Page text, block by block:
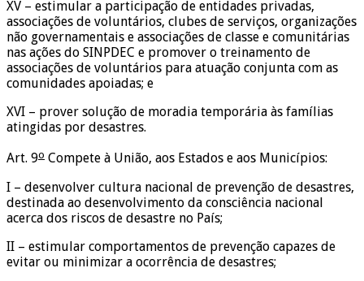
XV – estimular a participação de entidades privadas,
associações de voluntários, clubes de serviços, organizações
não governamentais e associações de classe e comunitárias
nas ações do SINPDEC e promover o treinamento de
associações de voluntários para atuação conjunta com as
comunidades apoiadas; e
XVI – prover solução de moradia temporária às famílias
atingidas por desastres.
Art. 9o Compete à União, aos Estados e aos Municípios:
I – desenvolver cultura nacional de prevenção de desastres,
destinada ao desenvolvimento da consciência nacional
acerca dos riscos de desastre no País;
II – estimular comportamentos de prevenção capazes de
evitar ou minimizar a ocorrência de desastres;